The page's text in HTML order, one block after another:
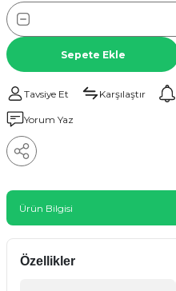
Sepete Ekle
Tavsiye Et Karşılaştır
Yorum Yaz
Ürün Bilgisi
Özellikler